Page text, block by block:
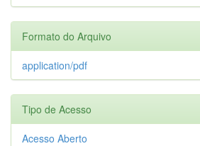
Formato do Arquivo
application/pdf
Tipo de Acesso
Acesso Aberto